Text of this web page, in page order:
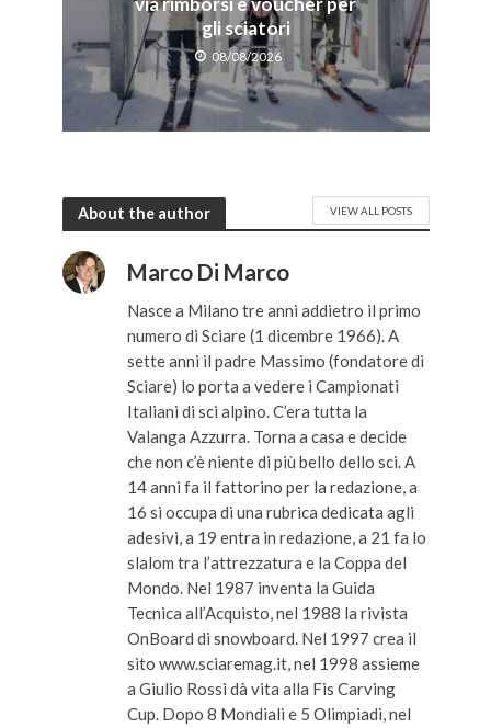
gli sciatori
08/08/2026
About the author VIEW ALL POSTS
Marco Di Marco
Nasce a Milano tre anni addietro il primo
numero di Sciare (1 dicembre 1966). A
sette anni il padre Massimo (fondatore di
Sciare) lo porta a vedere i Campionati
Italiani di sci alpino. C’era tutta la
Valanga Azzurra. Torna a casa e decide
che non c’è niente di più bello dello sci. A
14 anni fa il fattorino per la redazione, a
16 si occupa di una rubrica dedicata agli
adesivi, a 19 entra in redazione, a 21 fa lo
slalom tra l’attrezzatura e la Coppa del
Mondo. Nel 1987 inventa la Guida
Tecnica all’Acquisto, nel 1988 la rivista
OnBoard di snowboard. Nel 1997 crea il
sito www.sciaremag.it, nel 1998 assieme
a Giulio Rossi dà vita alla Fis Carving
Cup. Dopo 8 Mondiali e 5 Olimpiadi, nel